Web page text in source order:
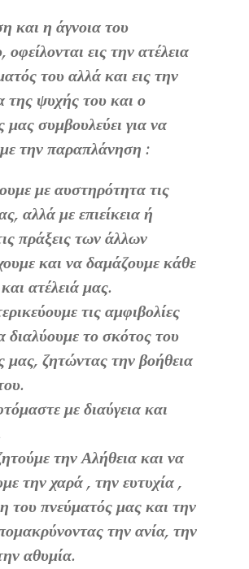
και η άγνοια του
εις την ατέλεια
του αλλά και εις την
της ψυχής του και ο
συμβουλεύει για να
την παραπλάνηση :
με αυστηρότητα τις
αλλά με επιείκεια ή
πράξεις των άλλων
και να δαμάζουμε κάθε
ατέλειά μας.
τις αμφιβολίες
διαλύουμε το σκότος του
μας, ζητώντας την βοήθεια
με διαύγεια και
την Αλήθεια και να
την χαρά , την ευτυχία ,
του πνεύματός μας και την
την ανία, την
αθυμία.